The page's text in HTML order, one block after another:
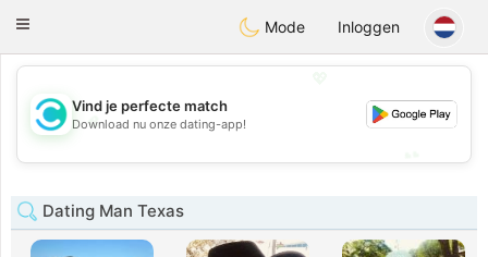
olombiaCitas
Toggle
Mode Inloggen
💖
💕
Vind je perfecte match
Download nu onze dating-app!
Dating Man Texas